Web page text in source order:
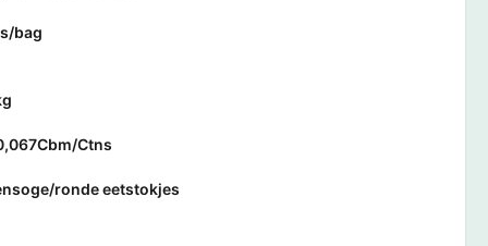
bag
Ctns
ronde eetstokjes